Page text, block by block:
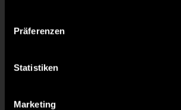
Präferenzen
Statistiken
Marketing
20' TOR 7:2, FELDTOR
19'